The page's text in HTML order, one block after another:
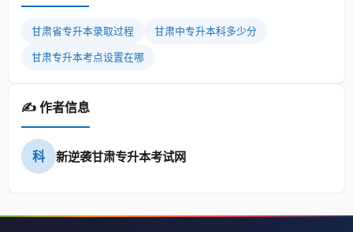
甘肃省专升本录取过程 甘肃中专升本科多少分
甘肃专升本考点设置在哪
✍️ 作者信息
科 新逆袭甘肃专升本考试网